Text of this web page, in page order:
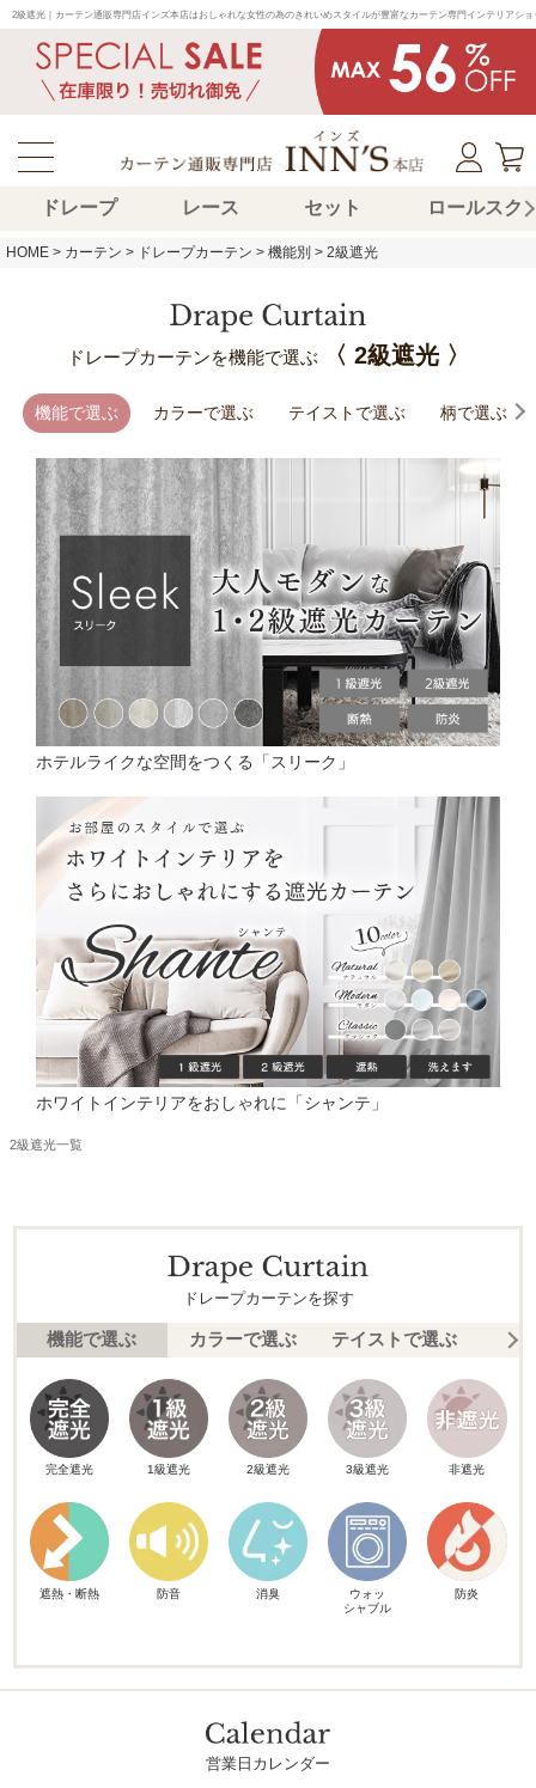
2級遮光｜カーテン通販専門店インズ本店はおしゃれな女性の為のきれいめスタイルが豊富なカーテン専門インテリアショ
ドレープ レース セット ロールスク
HOME カーテン ドレープカーテン 機能別 2級遮光
ドレープカーテンを機能で選ぶ 〈 2級遮光 〉
機能で選ぶ カラーで選ぶ テイストで選ぶ 柄で選ぶ
ホテルライクな空間をつくる「スリーク」
ホワイトインテリアをおしゃれに「シャンテ」
2級遮光一覧
ドレープカーテンを探す
機能で選ぶ カラーで選ぶ テイストで選ぶ 柄
完全遮光 1級遮光 2級遮光 3級遮光 非遮光
遮熱・断熱 防音 消臭
ウォッ
シャブル
防炎
営業日カレンダー